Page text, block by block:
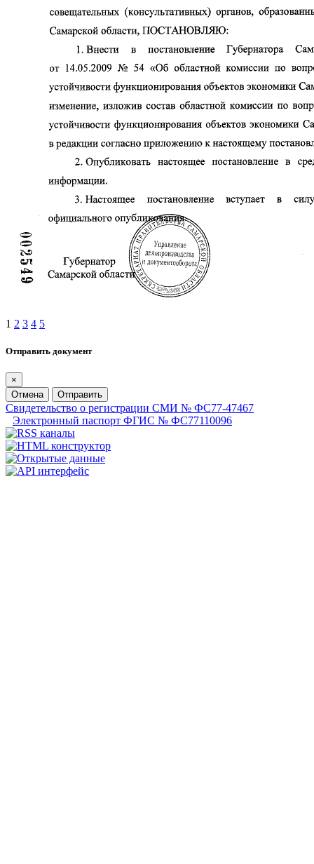
1 2 3 4 5
Отправить документ
×
Отмена
Отправить
Свидетельство о регистрации СМИ № ФС77-47467
Электронный паспорт ФГИС № ФС77110096